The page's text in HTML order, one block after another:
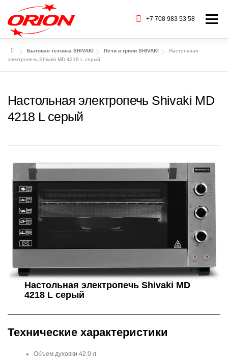
содержимому
+7 708 983 53 58 Меню
ГЛАВНАЯ КАТАЛОГ ТОВАРОВ
БАРАХОЛКА
Бытовая техника SHIVAKI Печи и грили SHIVAKI
Настольная
электропечь Shivaki MD 4218 L серый
Настольная электропечь Shivaki MD
4218 L серый
Настольная электропечь Shivaki MD
4218 L серый
Технические характеристики
Объем духовки 42.0 л